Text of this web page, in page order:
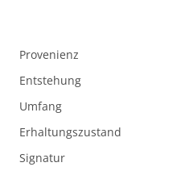
Provenienz
Entstehung
Umfang
Erhaltungszustand
Signatur